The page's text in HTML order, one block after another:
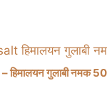
गुलाबी नमक